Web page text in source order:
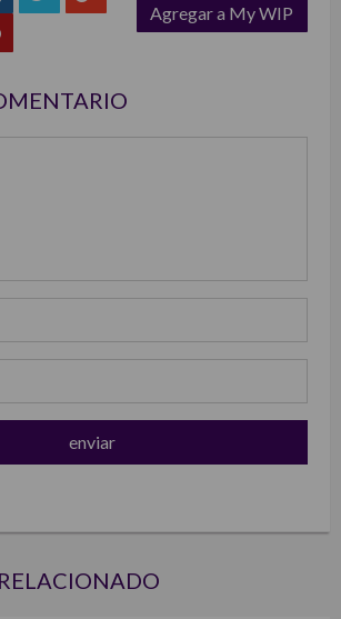
Agregar a My WIP